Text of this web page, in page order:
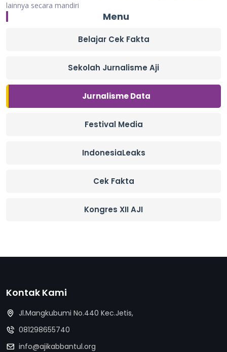
lainnya secara mandiri
Menu
Belajar Cek Fakta
Sekolah Jurnalisme Aji
Jurnalisme Data
Festival Media
IndonesiaLeaks
Cek Fakta
Kongres XII AJI
Kontak Kami
Jl.Mangkubumi No.440 Kec.Jetis,
081298655740
info@ajikabbantul.org